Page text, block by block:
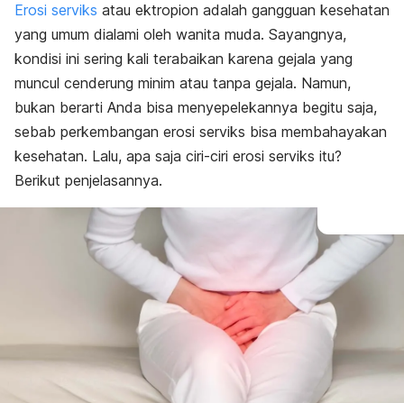
Erosi serviks atau ektropion adalah gangguan kesehatan
yang umum dialami oleh wanita muda. Sayangnya,
kondisi ini sering kali terabaikan karena gejala yang
muncul cenderung minim atau tanpa gejala. Namun,
bukan berarti Anda bisa menyepelekannya begitu saja,
sebab perkembangan erosi serviks bisa membahayakan
kesehatan. Lalu, apa saja ciri-ciri erosi serviks itu?
Berikut penjelasannya.